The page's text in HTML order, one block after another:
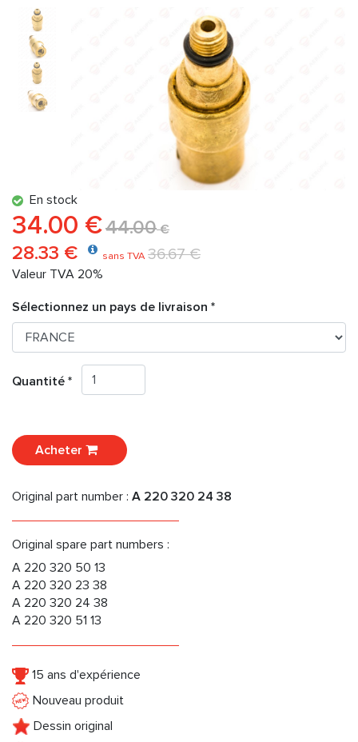
En stock
34.00 €44.00€
28.33 € sans TVA 36.67 €
Valeur TVA 20%
Sélectionnez un pays de livraison *
Quantité *
Acheter
Original part number : A 220 320 24 38
Original spare part numbers :
A 220 320 50 13
A 220 320 23 38
A 220 320 24 38
A 220 320 51 13
15 ans d'expérience
Nouveau produit
Dessin original